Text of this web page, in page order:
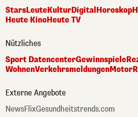
StarsLeuteKulturDigital Horoskop
Heute KinoHeute TV
Nützliches
Sport DatencenterGewinnspiele
WohnenVerkehrsmeldungenMotor
Externe Angebote
NewsFlixGesundheitstrends.com